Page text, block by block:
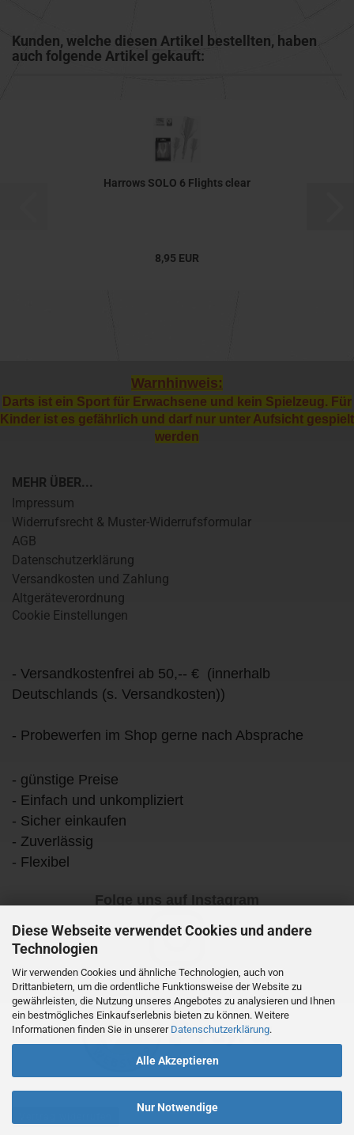
Diese Webseite verwendet Cookies und andere
Technologien
Wir verwenden Cookies und ähnliche Technologien, auch von
Drittanbietern, um die ordentliche Funktionsweise der Website zu
gewährleisten, die Nutzung unseres Angebotes zu analysieren und Ihnen
ein bestmögliches Einkaufserlebnis bieten zu können. Weitere
Informationen finden Sie in unserer Datenschutzerklärung.
Alle Akzeptieren
Nur Notwendige
Kunden, welche diesen Artikel bestellten, haben
auch folgende Artikel gekauft:
Harrows SOLO 6 Flights clear
8,95 EUR
Warnhinweis:
Darts ist ein Sport für Erwachsene und kein Spielzeug. Für
Kinder ist es gefährlich und darf nur unter Aufsicht gespielt
werden
MEHR ÜBER...
Impressum
Widerrufsrecht & Muster-Widerrufsformular
AGB
Datenschutzerklärung
Versandkosten und Zahlung
Altgeräteverordnung
Cookie Einstellungen
- Versandkostenfrei ab 50,-- € (innerhalb
Deutschlands (s. Versandkosten))
- Probewerfen im Shop gerne nach Absprache
- günstige Preise
- Einfach und unkompliziert
- Sicher einkaufen
- Zuverlässig
- Flexibel
Folge uns auf Instagram